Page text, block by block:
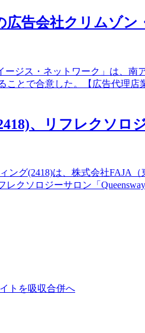
広告会社クリムゾ
ジス・ネットワーク」は、南
ことで合意した。【広告代理
、リフレクソロ
ング(2418)は、株式会社FAJA
クソロジーサロン「
トを吸収合併へ